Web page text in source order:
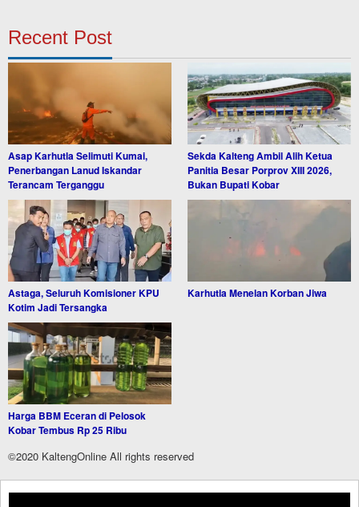
Recent Post
Asap Karhutla Selimuti Kumai,
Penerbangan Lanud Iskandar
Terancam Terganggu
Sekda Kalteng Ambil Alih Ketua
Panitia Besar Porprov XIII 2026,
Bukan Bupati Kobar
Astaga, Seluruh Komisioner KPU
Kotim Jadi Tersangka
Karhutla Menelan Korban Jiwa
Harga BBM Eceran di Pelosok
Kobar Tembus Rp 25 Ribu
©2020 KaltengOnline All rights reserved